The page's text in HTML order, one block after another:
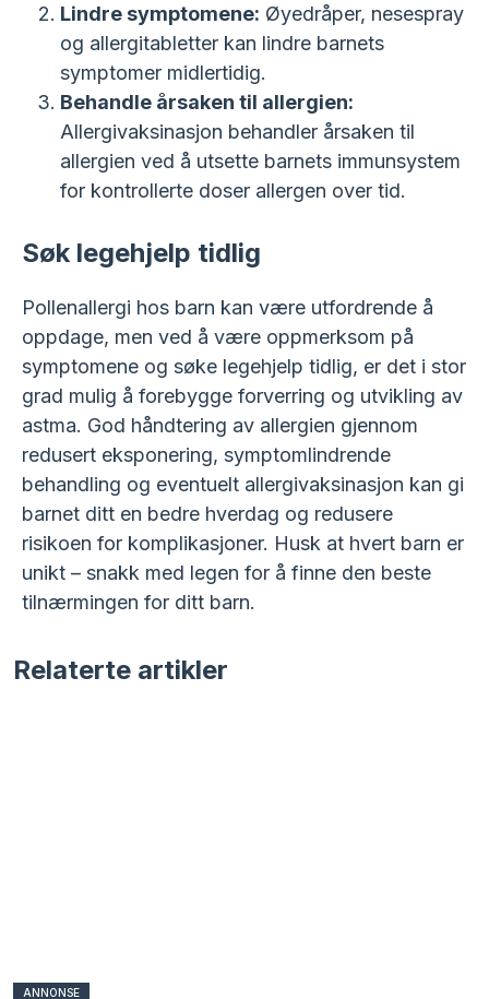
Lindre symptomene: Øyedråper, nesespray
og allergitabletter kan lindre barnets
symptomer midlertidig.
Behandle årsaken til allergien:
Allergivaksinasjon behandler årsaken til
allergien ved å utsette barnets immunsystem
for kontrollerte doser allergen over tid.
Søk legehjelp tidlig
Pollenallergi hos barn kan være utfordrende å
oppdage, men ved å være oppmerksom på
symptomene og søke legehjelp tidlig, er det i stor
grad mulig å forebygge forverring og utvikling av
astma. God håndtering av allergien gjennom
redusert eksponering, symptomlindrende
behandling og eventuelt allergivaksinasjon kan gi
barnet ditt en bedre hverdag og redusere
risikoen for komplikasjoner. Husk at hvert barn er
unikt – snakk med legen for å finne den beste
tilnærmingen for ditt barn.
Relaterte artikler
ANNONSE